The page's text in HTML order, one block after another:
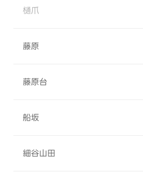
樋爪
藤原
藤原台
船坂
細谷山田